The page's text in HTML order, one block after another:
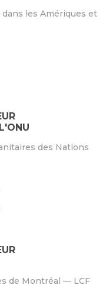
les Amériques et
des Nations
de Montréal — LCF